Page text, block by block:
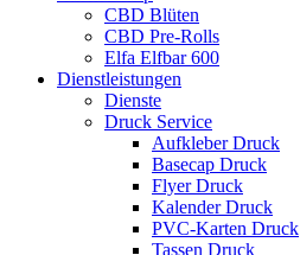
CBD Blüten
CBD Pre-Rolls
Elfa Elfbar 600
Dienstleistungen
Dienste
Druck Service
Aufkleber Druck
Basecap Druck
Flyer Druck
Kalender Druck
PVC-Karten Druck
Tassen Druck